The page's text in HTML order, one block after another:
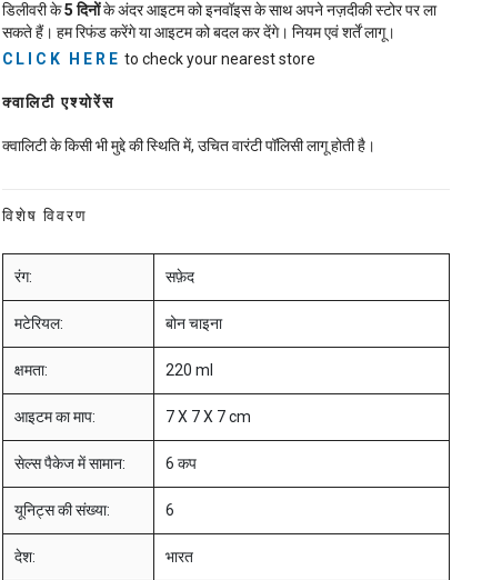
डिलीवरी के5 दिनोंके अंदर आइटम को इनवॉइस के साथ अपने नज़दीकी स्टोर पर ला
सकते हैं। हम रिफंड करेंगे या आइटम को बदल कर देंगे। नियम एवं शर्तें लागू।
CLICK HERE to check your nearest store
क्वालिटी एश्योरेंस
क्वालिटी के किसी भी मुद्दे की स्थिति में, उचित वारंटी पॉलिसी लागू होती है।
विशेष विवरण
रंग: सफ़ेद
मटेरियल: बोन चाइना
क्षमता: 220 ml
आइटम का माप: 7 X 7 X 7 cm
सेल्स पैकेज में सामान: 6 कप
यूनिट्स की संख्या: 6
देश: भारत